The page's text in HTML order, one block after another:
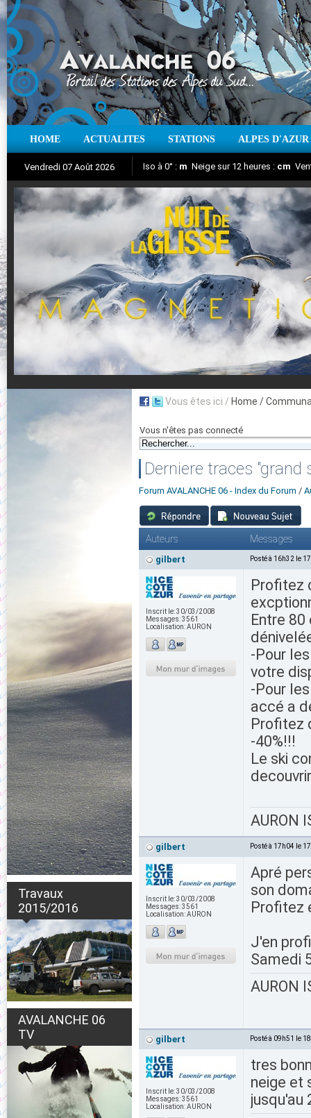
HOME ACTUALITES STATIONS ALPES D'AZUR
Vendredi 07 Août 2026
Aujourd'hui : T° Min : °C T° Max :°C
Iso à 0° : m Neige sur 12 heures : cm
Suivez en direct l'actualité des stations
Nuit de la Glisse 2018
Travaux
2015/2016
AVALANCHE 06
TV
Vous êtes ici / Home /
Vous n'êtes pas connecté
Derniere traces "grand
Forum AVALANCHE 06 - Index du Forum /
Auteurs Messages
gilbert Posté à 16h32 le
Inscrit le:30/03/2008
Messages:3561
Localisation:AURON
Profitez
Entre
-Pour
votre
-Pour
accé a
Profitez
-40%!!!
Le ski
AURON
gilbert Posté à 17h04 le
Inscrit le:30/03/2008
Messages:3561
Localisation:AURON
Apré
son
Profitez
J'en
Samedi
AURON
gilbert Posté à 09h51 le
Inscrit le:30/03/2008
Messages:3561
Localisation:AURON
tres
neige et
jusqu'au